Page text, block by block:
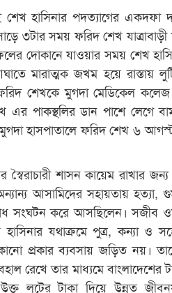
হাসিনার পদত্যাগের একদফা
৩টার সময় ফরিদ শেখ যাত্রাবাড়ী
ফলের দোকানে যাওয়ার সময় শেখ
মারাত্মক জখম হয়ে রাস্তায়
শেখকে মুগদা মেডিকেল কলেজ
এর পাকস্থলির ডান পাশে লেগে
মুগদা হাসপাতালে ফরিদ শেখ ৬
শাসন কায়েম রাখার
আসামিদের সহায়তায়
সংঘটন করে আসছিলেন। সজীব
যথাক্রমে পুত্র, কন্যা ও
প্রকার ব্যবসায় জড়িত নয়।
রেখে তার মাধ্যমে বাংলাদেশের
লুটের টাকা দিয়ে উন্নত